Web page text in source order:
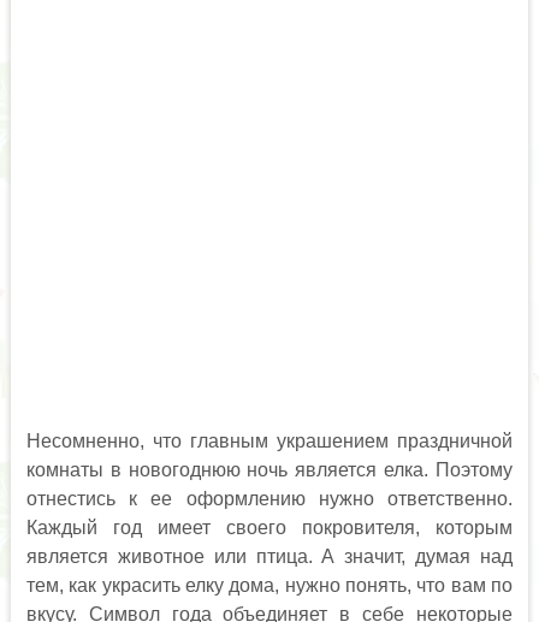
Несомненно, что главным украшением праздничной
комнаты в новогоднюю ночь является елка. Поэтому
отнестись к ее оформлению нужно ответственно.
Каждый год имеет своего покровителя, которым
является животное или птица. А значит, думая над
тем, как украсить елку дома, нужно понять, что вам по
вкусу. Символ года объединяет в себе некоторые